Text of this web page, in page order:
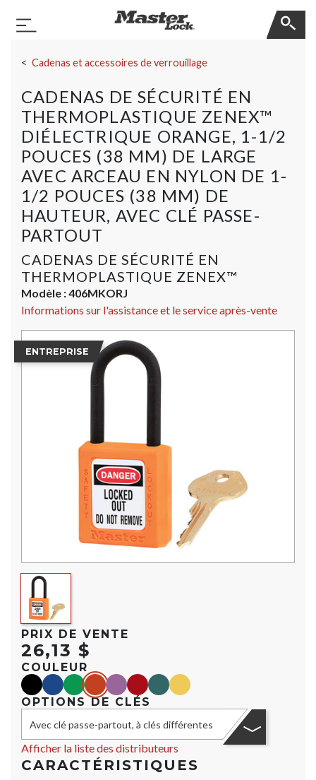
Basculer la navigation
Cadenas et accessoires de verrouillage
CADENAS DE SÉCURITÉ EN
THERMOPLASTIQUE ZENEX™
DIÉLECTRIQUE ORANGE, 1-1/2
POUCES (38 MM) DE LARGE
AVEC ARCEAU EN NYLON DE 1-
1/2 POUCES (38 MM) DE
HAUTEUR, AVEC CLÉ PASSE-
PARTOUT
CADENAS DE SÉCURITÉ EN
THERMOPLASTIQUE ZENEX™
Modèle :406MKORJ
Informations sur l'assistance et le service après-vente
ENTREPRISE
PRIX DE VENTE
26,13 $
COULEUR
blackbluegreenorangepurplered teal yellow
OPTIONS DE CLÉS
Avec clé passe-partout, à clés différentes
Afficher la liste des distributeurs
CARACTÉRISTIQUES